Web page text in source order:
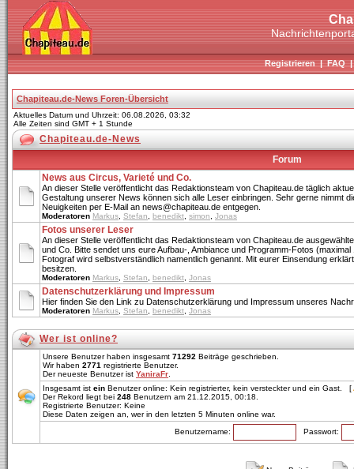
Registrieren|FAQ
Chapiteau.de-News Foren-Übersicht
Aktuelles Datum und Uhrzeit: 06.08.2026, 03:32
Alle Zeiten sind GMT + 1 Stunde
Chapiteau.de-News
Forum
News aus Circus, Varieté und Co.
An dieser Stelle veröffentlicht das Redaktionsteam von Chapiteau.de täglich
Gestaltung unserer News können sich alle Leser einbringen. Sehr gerne nimmt
Neuigkeiten per E-Mail an news@chapiteau.de entgegen.
Moderatoren Markus Stefan benedikt simon Jonas
Fotos unserer Leser
An dieser Stelle veröffentlicht das Redaktionsteam von Chapiteau.de
und Co. Bitte sendet uns eure Aufbau-, Ambiance und Programm-Fotos
Fotograf wird selbstverständlich namentlich genannt. Mit eurer Einsendung
besitzen.
Moderatoren Markus Stefan benedikt Jonas
Datenschutzerklärung und Impressum
Hier finden Sie den Link zu Datenschutzerklärung und Impressum unseres
Moderatoren Markus Stefan benedikt Jonas
Wer ist online?
Unsere Benutzer haben insgesamt 71292 Beiträge geschrieben.
Wir haben 2771 registrierte Benutzer.
Der neueste Benutzer ist YaniraFr
Insgesamt ist ein Benutzer online: Kein registrierter, kein versteckter und ein Gast. [
Der Rekord liegt bei 248 Benutzern am 21.12.2015, 00:18.
Registrierte Benutzer: Keine
Diese Daten zeigen an, wer in den letzten 5 Minuten online war.
Benutzername: Passwort: